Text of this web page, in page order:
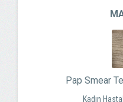
Pap Smear
Kadın